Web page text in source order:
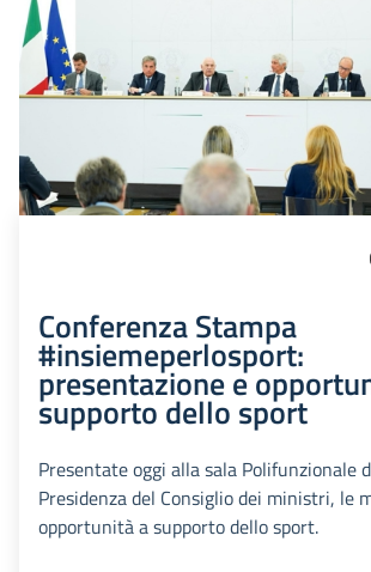
Conferenza Stampa
#insiemeperlosport:
presentazione e
supporto dello sport
Presentate oggi alla sala Polifunzionale
Presidenza del Consiglio dei ministri, le
opportunità a supporto dello sport.